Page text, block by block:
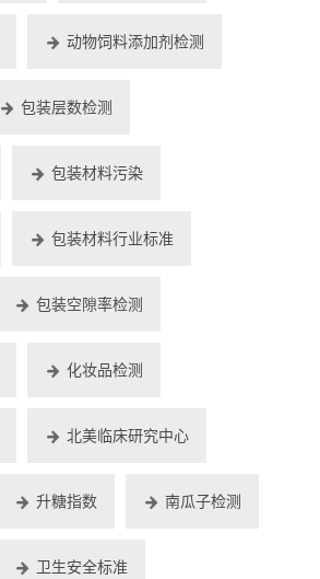
动物饲料添加剂检测
包装层数检测
包装材料污染
包装材料行业标准
包装空隙率检测
化妆品检测
北美临床研究中心
升糖指数 南瓜子检测
卫生安全标准